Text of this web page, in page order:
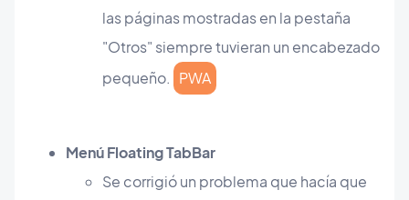
las páginas mostradas en la pestaña
"Otros" siempre tuvieran un encabezado
pequeño. PWA
Menú Floating TabBar
Se corrigió un problema que hacía que